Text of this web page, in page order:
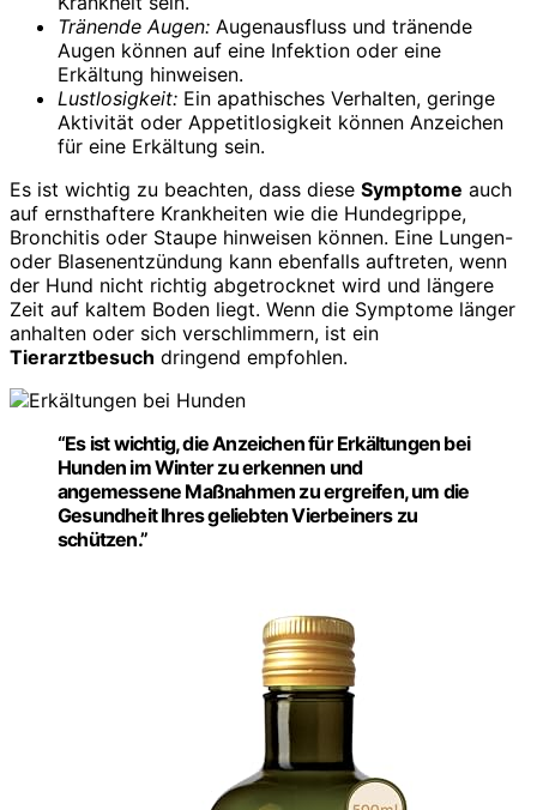
Tränende Augen: Augenausfluss und tränende
Augen können auf eine Infektion oder eine
Erkältung hinweisen.
Lustlosigkeit: Ein apathisches Verhalten, geringe
Aktivität oder Appetitlosigkeit können Anzeichen
für eine Erkältung sein.
Es ist wichtig zu beachten, dass diese Symptome auch
auf ernsthaftere Krankheiten wie die Hundegrippe,
Bronchitis oder Staupe hinweisen können. Eine Lungen-
oder Blasenentzündung kann ebenfalls auftreten, wenn
der Hund nicht richtig abgetrocknet wird und längere
Zeit auf kaltem Boden liegt. Wenn die Symptome länger
anhalten oder sich verschlimmern, ist ein
Tierarztbesuch dringend empfohlen.
“Es ist wichtig, die Anzeichen fürErkältungen bei
Hunden im Winter zu erkennen und
angemessene Maßnahmen zu ergreifen, um die
Gesundheit Ihres geliebten Vierbeiners zu
schützen.”